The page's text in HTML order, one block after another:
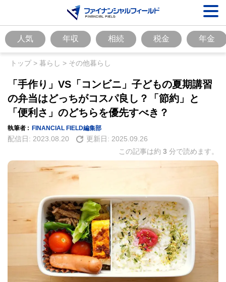
人気 年収 相続 税金 年金
トップ> 暮らし > その他暮らし
「手作り」VS「コンビニ」子どもの夏期講習
の弁当はどっちがコスパ良し？「節約」と
「便利さ」のどちらを優先すべき？
執筆者 : FINANCIAL FIELD編集部
配信日: 2023.08.20 更新日: 2025.09.26
この記事は約 3 分で読めます。